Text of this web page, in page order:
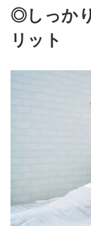
◎しっか
リット